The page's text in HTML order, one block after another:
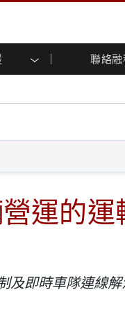
聯絡融
介面
觸控)
設計
板
工業電腦
國
國
地
電腦
船
應用解決方案
案
船
案
金
專
運的
及即時車隊連線